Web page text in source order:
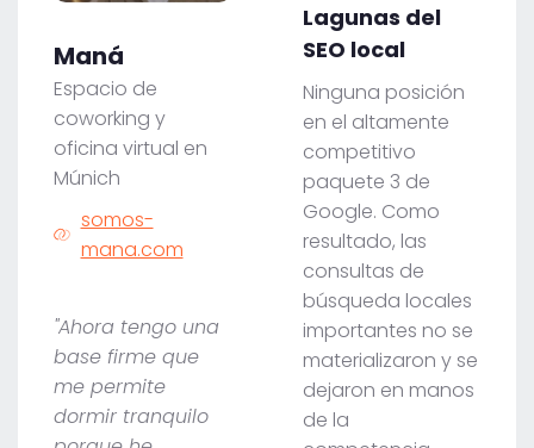
Lagunas del
SEO local
Ninguna posición
en el altamente
competitivo
paquete 3 de
Google. Como
resultado, las
consultas de
búsqueda locales
importantes no se
materializaron y se
dejaron en manos
de la
Maná
Espacio de
coworking y
oficina virtual en
Múnich
somos-
mana.com
"Ahora tengo una
base firme que
me permite
dormir tranquilo